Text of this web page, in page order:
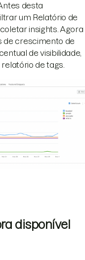
desta
um Relatório de
insights. Agora
de crescimento de
de visibilidade,
de tags.
disponível